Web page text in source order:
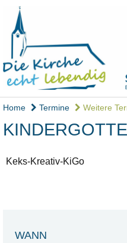
Home Termine Weitere
Keks-Kreativ-KiGo
WANN